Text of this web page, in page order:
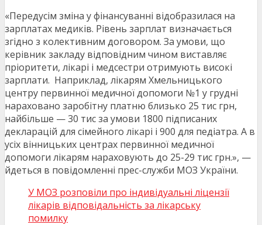
«Передусім зміна у фінансуванні відобразилася на
зарплатах медиків. Рівень зарплат визначається
згідно з колективним договором. За умови, що
керівник закладу відповідним чином виставляє
пріоритети, лікарі і медсестри отримують високі
зарплати. Наприклад, лікарям Хмельницького
центру первинної медичної допомоги №1 у грудні
нараховано заробітну платню близько 25 тис грн,
найбільше — 30 тис за умови 1800 підписаних
декларацій для сімейного лікарі і 900 для педіатра. А в
усіх вінницьких центрах первинної медичної
допомоги лікарям нараховують до 25-29 тис грн.», —
йдеться в повідомленні прес-служби МОЗ України.
У МОЗ розповіли про індивідуальні ліцензії
лікарів відповідальність за лікарську
помилку